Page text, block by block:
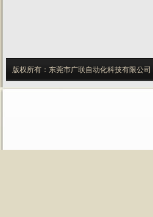
版权所有：东莞市广联自动化科技有限公司 |